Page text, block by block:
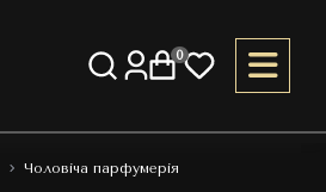
0
Чоловіча парфумерія